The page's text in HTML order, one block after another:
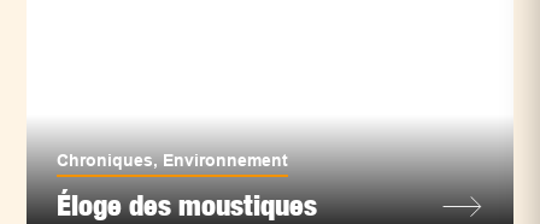
Chroniques, Environnement
Éloge des moustiques